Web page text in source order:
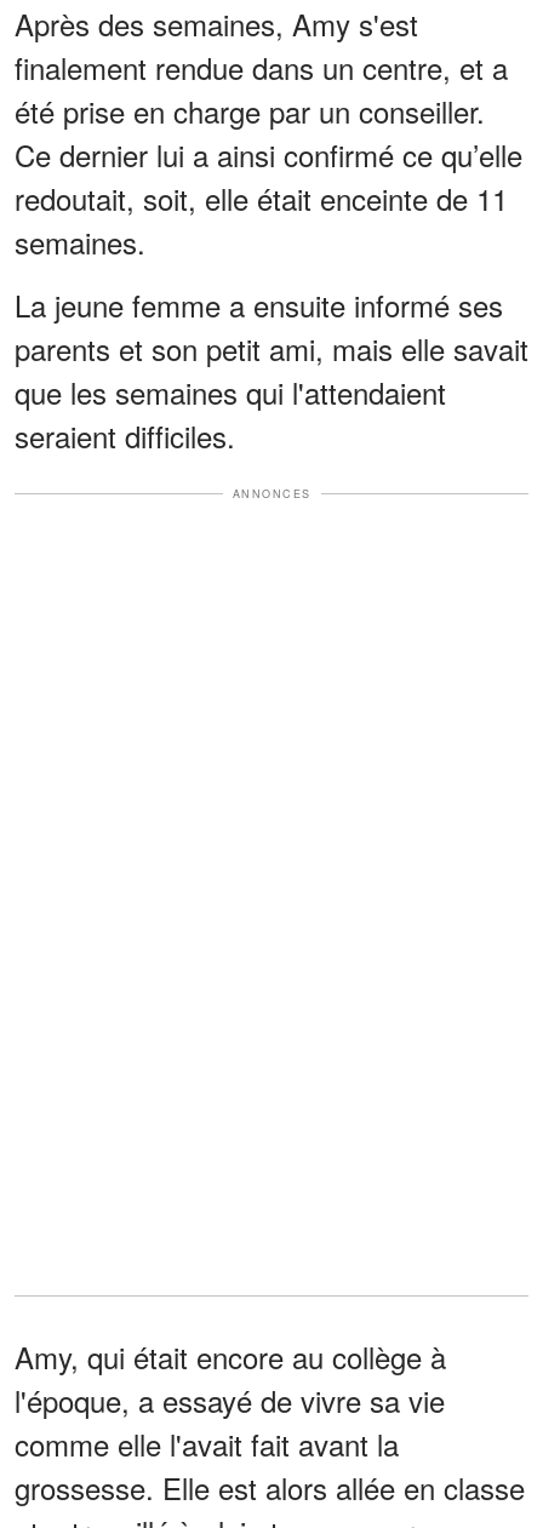
Après des semaines, Amy s'est
finalement rendue dans un centre, et a
été prise en charge par un conseiller.
Ce dernier lui a ainsi confirmé ce qu’elle
redoutait, soit, elle était enceinte de 11
semaines.
La jeune femme a ensuite informé ses
parents et son petit ami, mais elle savait
que les semaines qui l'attendaient
seraient difficiles.
ANNONCES
Amy, qui était encore au collège à
l'époque, a essayé de vivre sa vie
comme elle l'avait fait avant la
grossesse. Elle est alors allée en classe